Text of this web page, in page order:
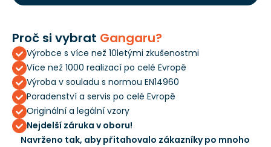
Proč si vybrat Gangaru?
Výrobce s více než 10letými zkušenostmi
Více než 1000 realizací po celé Evropě
Výroba v souladu s normou EN14960
Poradenství a servis po celé Evropě
Originální a legální vzory
Nejdelší záruka v oboru!
Navrženo tak, aby přitahovalo zákazníky po mnoho